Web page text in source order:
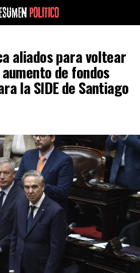
aliados para voltear
de fondos
la SIDE de Santiago